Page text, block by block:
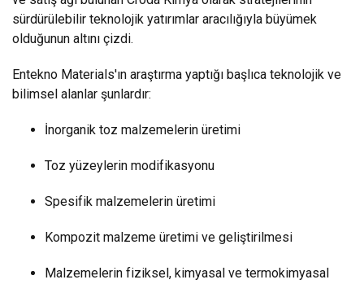
sürdürülebilir teknolojik yatırımlar aracılığıyla büyümek
olduğunun altını çizdi.
Entekno Materials'ın araştırma yaptığı başlıca teknolojik ve
bilimsel alanlar şunlardır:
İnorganik toz malzemelerin üretimi
Toz yüzeylerin modifikasyonu
Spesifik malzemelerin üretimi
Kompozit malzeme üretimi ve geliştirilmesi
Malzemelerin fiziksel, kimyasal ve termokimyasal